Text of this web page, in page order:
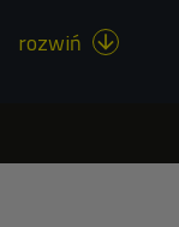
rozwiń 